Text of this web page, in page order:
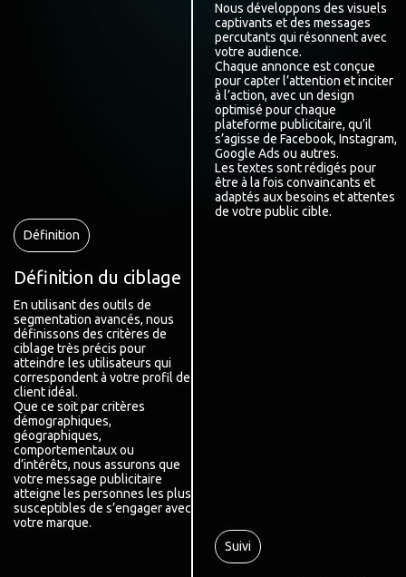
Nous développons des visuels
captivants et des messages
percutants qui résonnent avec
votre audience.
Chaque annonce est conçue
pour capter l’attention et inciter
à l’action, avec un design
optimisé pour chaque
plateforme publicitaire, qu’il
s’agisse de Facebook, Instagram,
Google Ads ou autres.
Les textes sont rédigés pour
être à la fois convaincants et
adaptés aux besoins et attentes
de votre public cible.
Définition
Définition du ciblage
En utilisant des outils de
segmentation avancés, nous
définissons des critères de
ciblage très précis pour
atteindre les utilisateurs qui
correspondent à votre profil de
client idéal.
Que ce soit par critères
démographiques,
géographiques,
comportementaux ou
d’intérêts, nous assurons que
votre message publicitaire
atteigne les personnes les plus
susceptibles de s’engager avec
votre marque.
Suivi